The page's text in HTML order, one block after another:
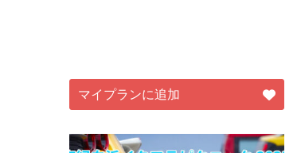
マイプランに追加